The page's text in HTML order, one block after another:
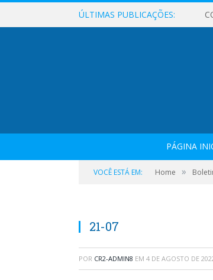
ÚLTIMAS PUBLICAÇÕES:
PÁGINA
VOCÊ ESTÁ EM: Home »
21-07
POR CR2-ADMIN8 EM 4 DE AGOSTO DE